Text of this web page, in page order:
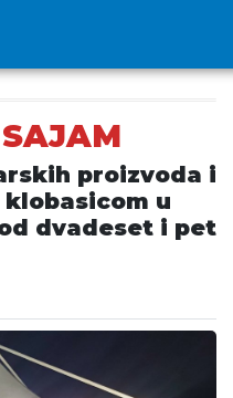
proizvoda i
u
dvadeset i pet